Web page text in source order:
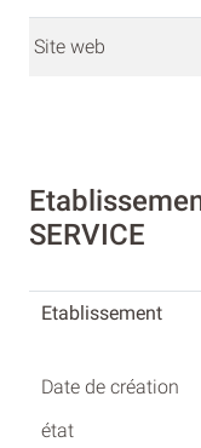
Site web
SERVICE